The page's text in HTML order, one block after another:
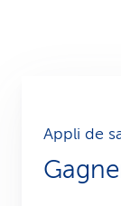
Appli de